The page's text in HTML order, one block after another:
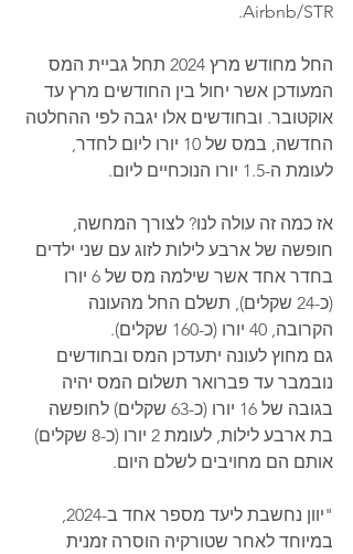
Airbnb/STR.
החל מחודש מרץ 2024 תחל גביית המס
המעודכן אשר יחול בין החודשים מרץ עד
אוקטובר. ובחודשים אלו יגבה לפי ההחלטה
החדשה, במס של 10 יורו ליום לחדר,
לעומת ה-1.5 יורו הנוכחיים ליום.
אז כמה זה עולה לנו? לצורך המחשה,
חופשה של ארבע לילות לזוג עם שני ילדים
בחדר אחד אשר שילמה מס של 6 יורו
(כ-24 שקלים), תשלם החל מהעונה
הקרובה, 40 יורו (כ-160 שקלים).
גם מחוץ לעונה יתעדכן המס ובחודשים
נובמבר עד פברואר תשלום המס יהיה
בגובה של 16 יורו (כ-63 שקלים) לחופשה
בת ארבע לילות, לעומת 2 יורו (כ-8 שקלים)
אותם הם מחויבים לשלם היום.
"יוון נחשבת ליעד מספר אחד ב-2024,
במיוחד לאחר שטורקיה הוסרה זמנית